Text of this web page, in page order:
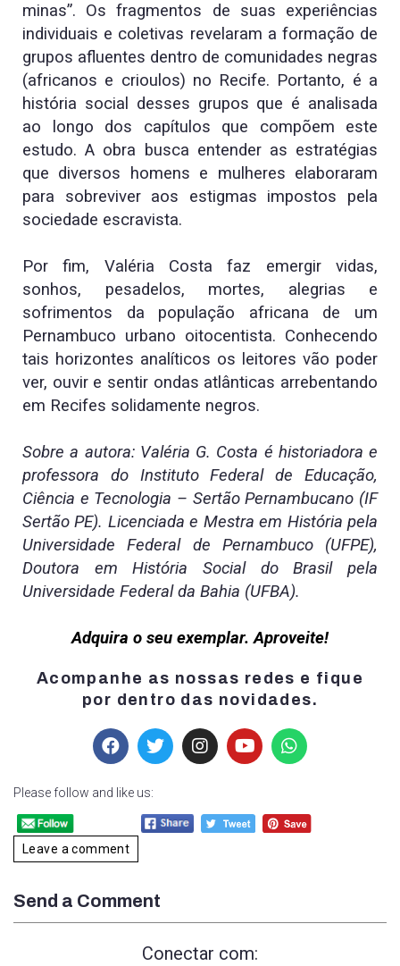
minas”. Os fragmentos de suas experiências
individuais e coletivas revelaram a formação de
grupos afluentes dentro de comunidades negras
(africanos e crioulos) no Recife. Portanto, é a
história social desses grupos que é analisada
ao longo dos capítulos que compõem este
estudo. A obra busca entender as estratégias
que diversos homens e mulheres elaboraram
para sobreviver aos estigmas impostos pela
sociedade escravista.
Por fim, Valéria Costa faz emergir vidas,
sonhos, pesadelos, mortes, alegrias e
sofrimentos da população africana de um
Pernambuco urbano oitocentista. Conhecendo
tais horizontes analíticos os leitores vão poder
ver, ouvir e sentir ondas atlânticas arrebentando
em Recifes solidamente negros.
Sobre a autora: Valéria G. Costa é historiadora e
professora do Instituto Federal de Educação,
Ciência e Tecnologia – Sertão Pernambucano (IF
Sertão PE). Licenciada e Mestra em História pela
Universidade Federal de Pernambuco (UFPE),
Doutora em História Social do Brasil pela
Universidade Federal da Bahia (UFBA).
Adquira o seu exemplar. Aproveite!
Acompanhe as nossas redes e fique
por dentro das novidades.
Please follow and like us:
Leave a comment
Send a Comment
Conectar com: